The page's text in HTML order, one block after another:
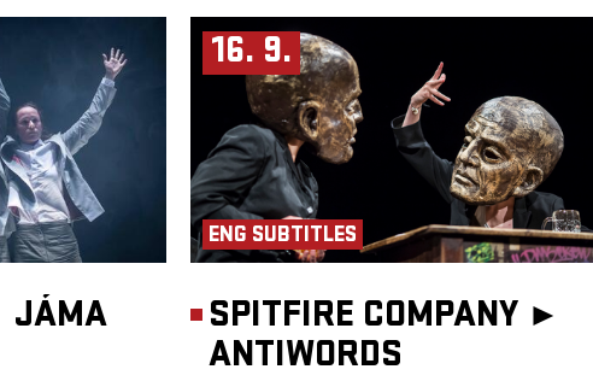
JÁMA
16. 9.
ENG SUBTITLES
SPITFIRE COMPANY ►
ANTIWORDS